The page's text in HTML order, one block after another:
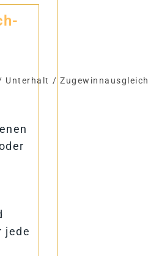
Unterhalt / Zugewinnausgleich
jede